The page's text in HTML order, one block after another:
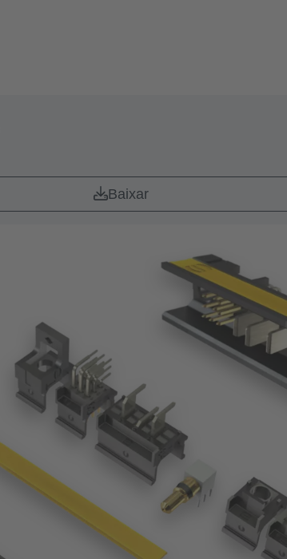
Baixar